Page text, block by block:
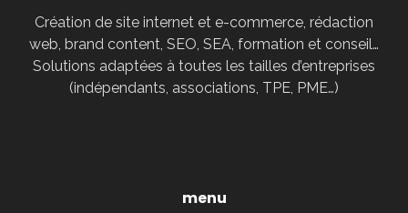
Création de site internet et e-commerce, rédaction
web, brand content, SEO, SEA, formation et conseil…
Solutions adaptées à toutes les tailles d’entreprises
(indépendants, associations, TPE, PME…)
menu